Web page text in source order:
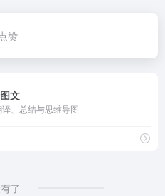
点赞
文
、总结与思维导图
了